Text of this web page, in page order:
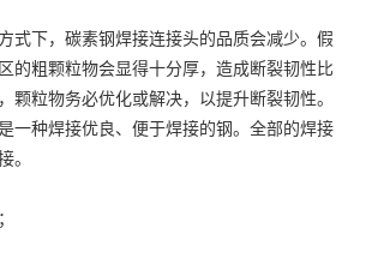
式下，碳素钢焊接连接头的品质会减少。假
的粗颗粒物会显得十分厚，造成断裂韧性比
颗粒物务必优化或解决，以提升断裂韧性。
一种焊接优良、便于焊接的钢。全部的焊接
。